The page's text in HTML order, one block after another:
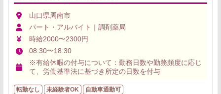
山口県周南市
パート・アルバイト｜調剤薬局
時給2000〜2300円
08:30〜18:30
※有給休暇の付与について：勤務日数や勤務頻度に応じ
て、労働基準法に基づき所定の日数を付与
転勤なし 未経験者OK 自動車通勤可